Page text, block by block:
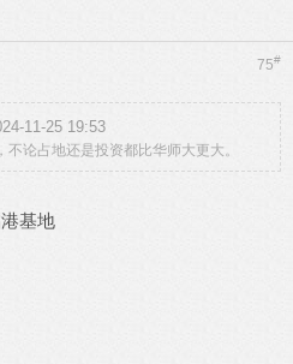
75#
11-25 19:53
论占地还是投资都比华师大更大。
基地